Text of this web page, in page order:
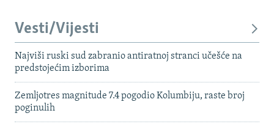
Vesti/Vijesti
Najviši ruski sud zabranio antiratnoj stranci učešće na
predstojećim izborima
Zemljotres magnitude 7.4 pogodio Kolumbiju, raste broj
poginulih